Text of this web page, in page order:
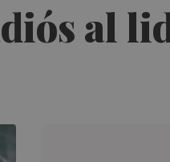
al